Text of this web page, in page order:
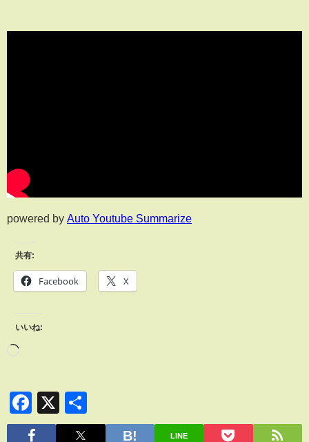
powered by Auto Youtube Summarize
共有:
Facebook X
いいね:
Facebook
X
有
LINE